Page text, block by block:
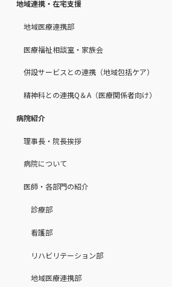
地域連携・在宅支援
地域医療連携部
医療福祉相談室・家族会
併設サービスとの連携（地域包括ケア）
精神科との連携Q＆A（医療関係者向け）
病院紹介
理事長・院長挨拶
病院について
医師・各部門の紹介
診療部
看護部
リハビリテーション部
地域医療連携部